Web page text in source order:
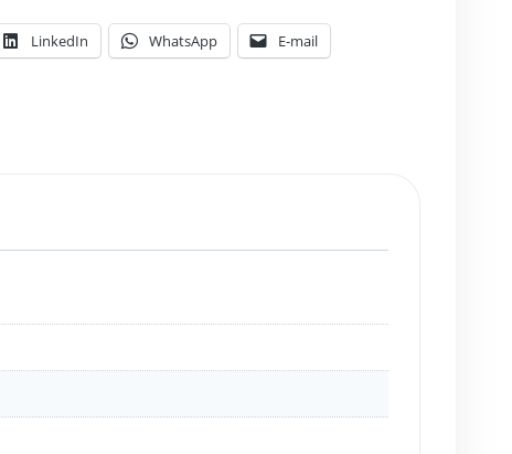
LinkedIn WhatsApp E-mail